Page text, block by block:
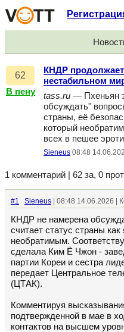
62
В пену
КНДР
нестабильном
tass.ru — Пхеньян
обсуждать"
страны, её
который
всех в пешее
Sieneus 08:48
1 комментарий | 62 за, 0
#1 Sieneus | 08:48 14.06.2026 |
КНДР не намерена
считает статус страны как
необратимым.
сделала Ким Ё Чжон -
партии Кореи и сестра
передает Центральное
(ЦТАК).
Комментируя
подтвержденной в мае в
контактов на высшем